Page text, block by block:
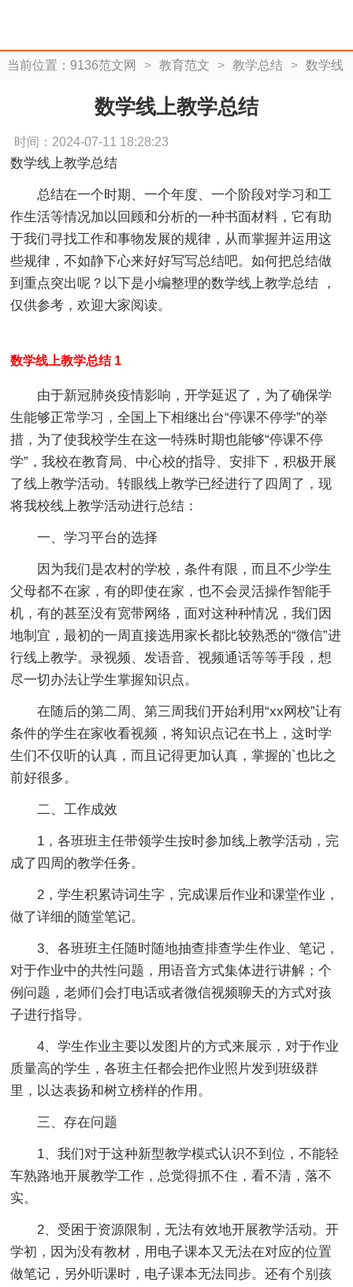
当前位置： 9136范文网 > 教育范文 > 教学总结 > 数学线
数学线上教学总结
时间：2024-07-11 18:28:23
数学线上教学总结
总结在一个时期、一个年度、一个阶段对学习和工
作生活等情况加以回顾和分析的一种书面材料，它有助
于我们寻找工作和事物发展的规律，从而掌握并运用这
些规律，不如静下心来好好写写总结吧。如何把总结做
到重点突出呢？以下是小编整理的数学线上教学总结 ，
仅供参考，欢迎大家阅读。
数学线上教学总结 1
由于新冠肺炎疫情影响，开学延迟了，为了确保学
生能够正常学习，全国上下相继出台“停课不停学”的举
措，为了使我校学生在这一特殊时期也能够“停课不停
学”，我校在教育局、中心校的指导、安排下，积极开展
了线上教学活动。转眼线上教学已经进行了四周了，现
将我校线上教学活动进行总结：
一、学习平台的选择
因为我们是农村的学校，条件有限，而且不少学生
父母都不在家，有的即使在家，也不会灵活操作智能手
机，有的甚至没有宽带网络，面对这种种情况，我们因
地制宜，最初的一周直接选用家长都比较熟悉的“微信”进
行线上教学。录视频、发语音、视频通话等等手段，想
尽一切办法让学生掌握知识点。
在随后的第二周、第三周我们开始利用“xx网校”让有
条件的学生在家收看视频，将知识点记在书上，这时学
生们不仅听的认真，而且记得更加认真，掌握的`也比之
前好很多。
二、工作成效
1，各班班主任带领学生按时参加线上教学活动，完
成了四周的教学任务。
2，学生积累诗词生字，完成课后作业和课堂作业，
做了详细的随堂笔记。
3、各班班主任随时随地抽查排查学生作业、笔记，
对于作业中的共性问题，用语音方式集体进行讲解；个
例问题，老师们会打电话或者微信视频聊天的方式对孩
子进行指导。
4、学生作业主要以发图片的方式来展示，对于作业
质量高的学生，各班主任都会把作业照片发到班级群
里，以达表扬和树立榜样的作用。
三、存在问题
1、我们对于这种新型教学模式认识不到位，不能轻
车熟路地开展教学工作，总觉得抓不住，看不清，落不
实。
2、受困于资源限制，无法有效地开展教学活动。开
学初，因为没有教材，用电子课本又无法在对应的位置
做笔记，另外听课时，电子课本无法同步。还有个别孩